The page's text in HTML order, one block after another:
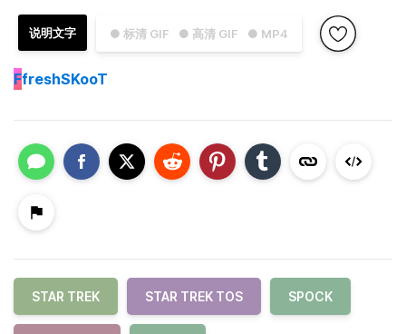
● 标清 GIF ● 高清 GIF ● MP4
说明文字
FfreshSKooT
STAR TREK STAR TREK TOS SPOCK